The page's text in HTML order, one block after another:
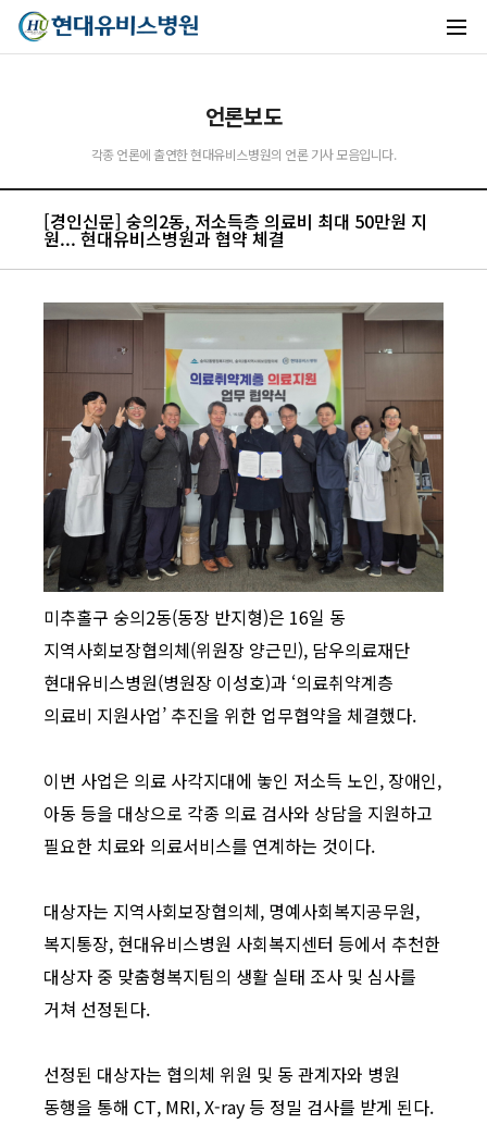
언론보도
각종 언론에 출연한 현대유비스병원의 언론 기사 모음입니다.
[경인신문] 숭의2동, 저소득층 의료비 최대 50만원 지
원... 현대유비스병원과 협약 체결
미추홀구 숭의2동(동장 반지형)은 16일 동
지역사회보장협의체(위원장 양근민), 담우의료재단
현대유비스병원(병원장 이성호)과 ‘의료취약계층
의료비 지원사업’ 추진을 위한 업무협약을 체결했다.
이번 사업은 의료 사각지대에 놓인 저소득 노인, 장애인,
아동 등을 대상으로 각종 의료 검사와 상담을 지원하고
필요한 치료와 의료서비스를 연계하는 것이다.
대상자는 지역사회보장협의체, 명예사회복지공무원,
복지통장, 현대유비스병원 사회복지센터 등에서 추천한
대상자 중 맞춤형복지팀의 생활 실태 조사 및 심사를
거쳐 선정된다.
선정된 대상자는 협의체 위원 및 동 관계자와 병원
동행을 통해 CT, MRI, X-ray 등 정밀 검사를 받게 된다.
유비스AI
실시간 안내중